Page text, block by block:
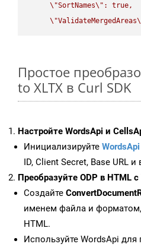
\"SortNames\" : true,
\"ValidateMergedAreas
Простое
to XLTX в Curl SDK
Настройте WordsApi и
Инициализируйте WordsApi
ID, Client Secret, Base URL и
Преобразуйте ODP в HTML с
Создайте
именем файла и
HTML.
Используйте WordsApi для